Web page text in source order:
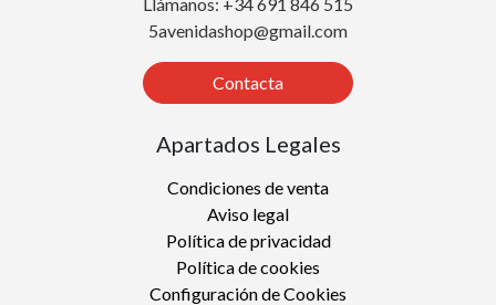
5avenidashop@gmail.com
Contacta
Apartados Legales
Condiciones de venta
Aviso legal
Política de privacidad
Política de cookies
Configuración de Cookies